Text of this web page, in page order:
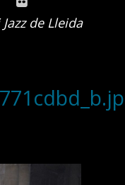
de Lleida